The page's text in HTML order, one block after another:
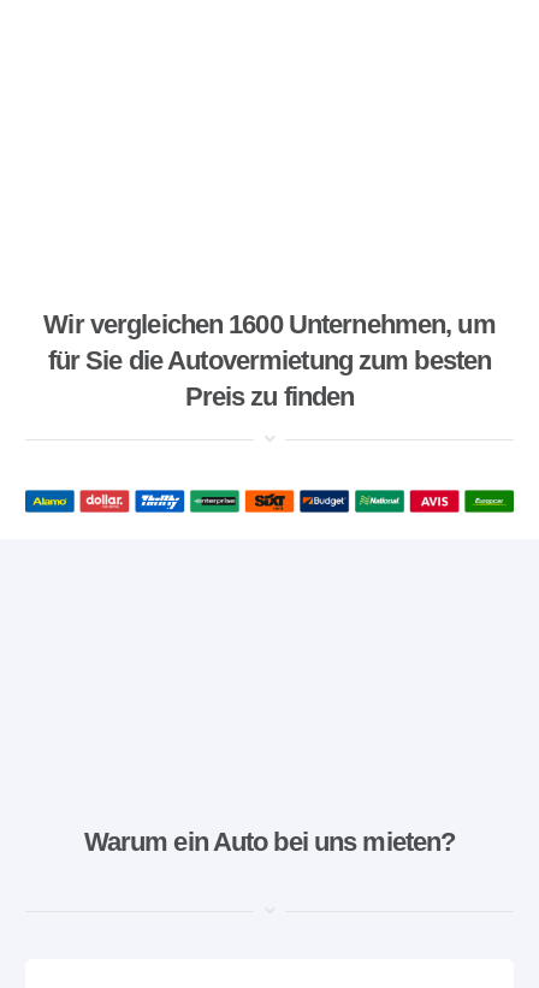
Wir vergleichen 1600 Unternehmen, um
für Sie die Autovermietung zum besten
Preis zu finden
Warum ein Auto bei uns mieten?